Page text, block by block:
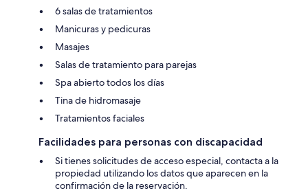
6 salas de tratamientos
Manicuras y pedicuras
Masajes
Salas de tratamiento para parejas
Spa abierto todos los días
Tina de hidromasaje
Tratamientos faciales
Facilidades para personas con discapacidad
Si tienes solicitudes de acceso especial, contacta a la
propiedad utilizando los datos que aparecen en la
confirmación de la reservación.